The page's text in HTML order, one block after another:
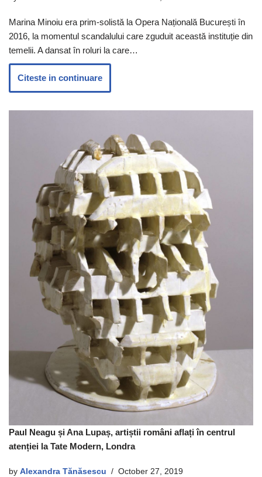
Marina Minoiu era prim-solistă la Opera Națională București în
2016, la momentul scandalului care zguduit această instituție din
temelii. A dansat în roluri la care…
Citeste in continuare
Paul Neagu și Ana Lupaș, artiștii români aflați în centrul
atenției la Tate Modern, Londra
by Alexandra Tănăsescu October 27, 2019